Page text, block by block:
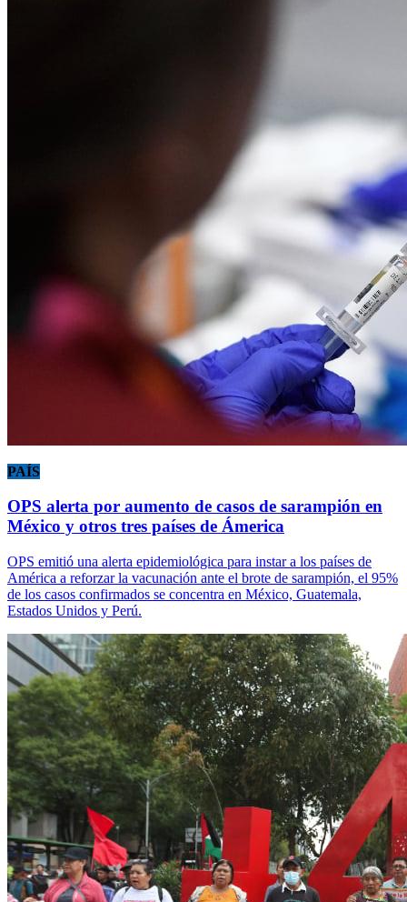
PAÍS
OPS alerta por aumento de casos de sarampión en
México y otros tres países de Ámerica
OPS emitió una alerta epidemiológica para instar a los países de
América a reforzar la vacunación ante el brote de sarampión, el 95%
de los casos confirmados se concentra en México, Guatemala,
Estados Unidos y Perú.